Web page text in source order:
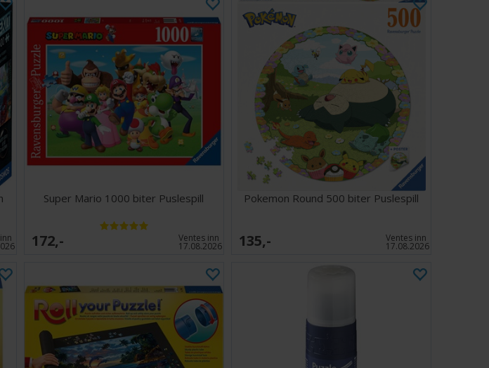
Selvlysende blekk avslører hemmelige høydepunkter og uhyggelig
glød når lysene slukkes
Rik palett av lilla, blå, turkise og myke pastellfarger for visuelt
tilfredsstillende sortering og montering
Førsteklasses Ravensburger-kvalitet med tettsittende Softclick-
brikker og en linfinish med lav gjenskinn
Ideell puslespillstørrelse for et kvelds- eller helgeprosjekt, perfekt
for både nybegynnere og erfarne puslespillere
Enten du er fan av fantasifulle kunstverk, nattlige scener eller bare elsker
puslespill med en smart vri, tilbyr Ravensburger Moonlight Mushrooms
en avslappende byggestoff og en fantastisk lysende utstilling som gir
rommet ditt et snev av magi lenge etter at du har lagt den siste brikken.
Super Mario 1000 biter Puslespill
172,- Ventes inn
17.08.2026
Pokemon Round 500 biter Puslespill
135,- Ventes inn
17.08.2026